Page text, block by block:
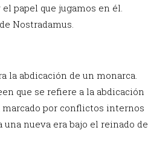
papel que jugamos en él.
Nostradamus.
la abdicación de un monarca.
que se refiere a la abdicación
por conflictos internos
nueva era bajo el reinado de